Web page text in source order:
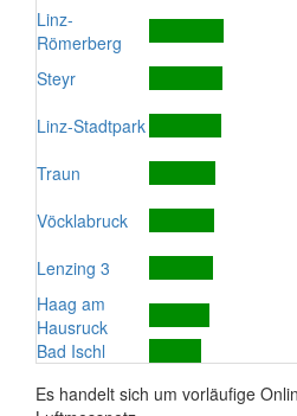
Linz-
Römerberg
Steyr
Linz-Stadtpark
Traun
Vöcklabruck
Lenzing 3
Haag am
Hausruck
Bad Ischl
Es handelt sich um vorläufige